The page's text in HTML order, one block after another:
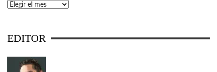
Archivos
EDITOR